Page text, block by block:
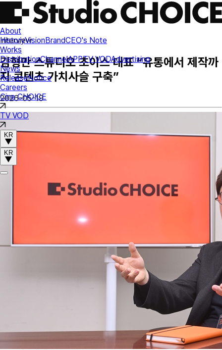
About
HistoryVisionBrandCEO's Note
Works
DistributionChannelAPPTV VODAdvertising
News
ReleaseNotice
Careers
Cine CHOICE
TV VOD
KR
KR
Interview
김형만 스튜디오 초이스 대표 “유통에서 제작까
지 콘텐츠 가치사슬 구축”
2026-05-19